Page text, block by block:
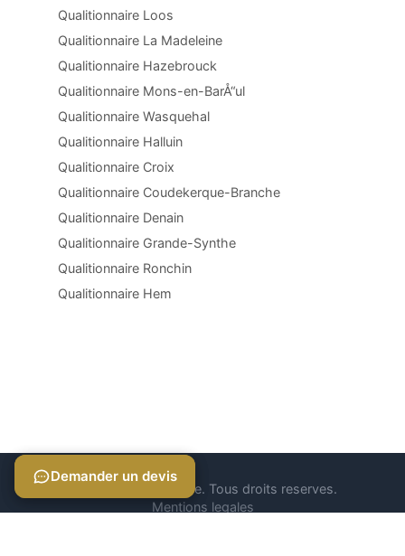
Qualitionnaire Loos
Qualitionnaire La Madeleine
Qualitionnaire Hazebrouck
Qualitionnaire Mons-en-BarÅ“ul
Qualitionnaire Wasquehal
Qualitionnaire Halluin
Qualitionnaire Croix
Qualitionnaire Coudekerque-Branche
Qualitionnaire Denain
Qualitionnaire Grande-Synthe
Qualitionnaire Ronchin
Qualitionnaire Hem
© 2026 Qualitionnaire. Tous droits reserves.
Mentions legales
Demander un devis
Demander un devis